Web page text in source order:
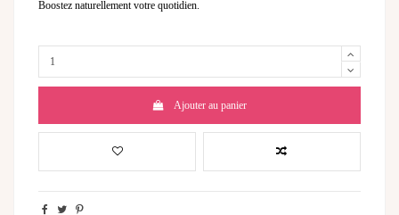
Boostez naturellement votre quotidien.
Ajouter au panier